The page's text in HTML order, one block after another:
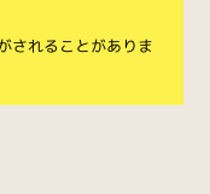
されることがありま